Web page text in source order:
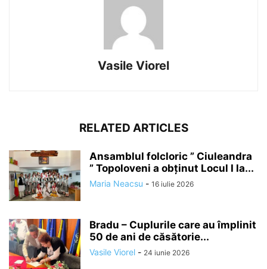
Vasile Viorel
RELATED ARTICLES
Ansamblul folcloric ” Ciuleandra
” Topoloveni a obținut Locul I la...
Maria Neacsu - 16 iulie 2026
Bradu – Cuplurile care au împlinit
50 de ani de căsătorie...
Vasile Viorel - 24 iunie 2026